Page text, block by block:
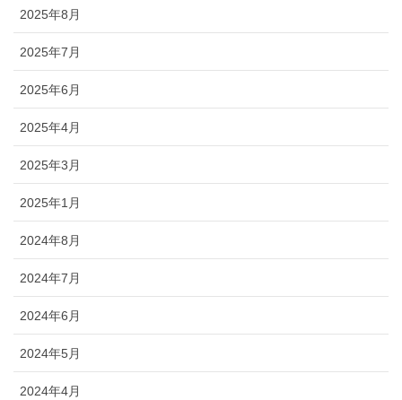
2025年8月
2025年7月
2025年6月
2025年4月
2025年3月
2025年1月
2024年8月
2024年7月
2024年6月
2024年5月
2024年4月